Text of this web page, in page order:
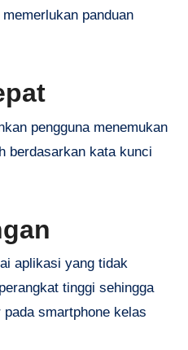
panduan
pengguna menemukan
berdasarkan kata kunci
aplikasi yang tidak
tinggi sehingga
smartphone kelas